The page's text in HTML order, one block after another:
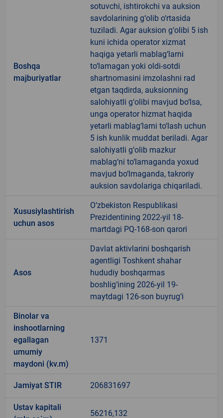
Boshqa
majburiyatlar
sotuvchi, ishtirokchi va auksion
savdolarining g‘olib o‘rtasida
tuziladi. Agar auksion g‘olibi 5 ish
kuni ichida operator xizmat
haqiga yetarli mablag‘larni
to‘lamagan yoki oldi-sotdi
shartnomasini imzolashni rad
etgan taqdirda, auksionning
salohiyatli g‘olibi mavjud bo‘lsa,
unga operator hizmat haqida
yetarli mablag‘larni to‘lash uchun
5 ish kunlik muddat beriladi. Agar
salohiyatli g‘olib mazkur
mablag‘ni to‘lamaganda yoxud
mavjud bo‘lmaganda, takroriy
auksion savdolariga chiqariladi.
Xususiylashtirish
uchun asos
O‘zbekiston Respublikasi
Prezidentining 2022-yil 18-
martdagi PQ-168-son qarori
Asos
Davlat aktivlarini boshqarish
agentligi Toshkent shahar
hududiy boshqarmas
boshlig‘ining 2026-yil 19-
maytdagi 126-son buyrug‘i
Binolar va
inshootlarning
egallagan
umumiy
maydoni (kv.m)
1371
Jamiyat STIR 206831697
Ustav kapitali
56216,132